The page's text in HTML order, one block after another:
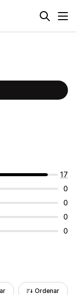
17
0
0
0
0
Ordenar